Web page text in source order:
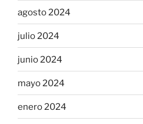
agosto 2024
julio 2024
junio 2024
mayo 2024
enero 2024